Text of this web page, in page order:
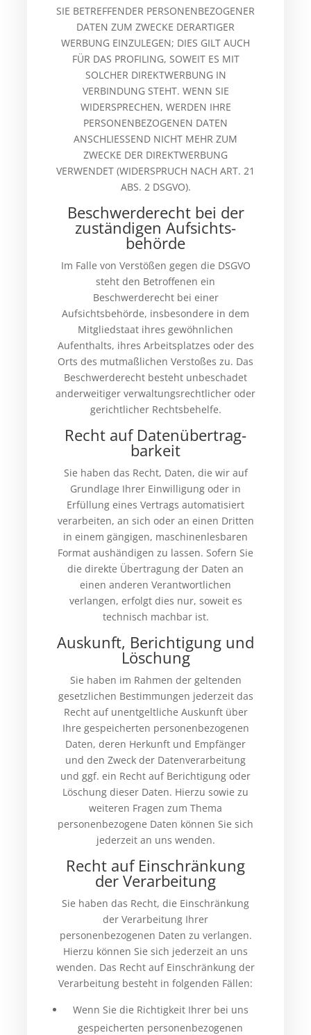
SIE BETREFFENDER PERSONENBEZOGENER
DATEN ZUM ZWECKE DERARTIGER
WERBUNG EINZULEGEN; DIES GILT AUCH
FÜR DAS PROFILING, SOWEIT ES MIT
SOLCHER DIREKTWERBUNG IN
VERBINDUNG STEHT. WENN SIE
WIDERSPRECHEN, WERDEN IHRE
PERSONENBEZOGENEN DATEN
ANSCHLIESSEND NICHT MEHR ZUM
ZWECKE DER DIREKTWERBUNG
VERWENDET (WIDERSPRUCH NACH ART. 21
ABS. 2 DSGVO).
Beschwerde­recht bei der
zuständigen Aufsichts­
behörde
Im Falle von Verstößen gegen die DSGVO
steht den Betroffenen ein
Beschwerderecht bei einer
Aufsichtsbehörde, insbesondere in dem
Mitgliedstaat ihres gewöhnlichen
Aufenthalts, ihres Arbeitsplatzes oder des
Orts des mutmaßlichen Verstoßes zu. Das
Beschwerderecht besteht unbeschadet
anderweitiger verwaltungsrechtlicher oder
gerichtlicher Rechtsbehelfe.
Recht auf Daten­übertrag­
barkeit
Sie haben das Recht, Daten, die wir auf
Grundlage Ihrer Einwilligung oder in
Erfüllung eines Vertrags automatisiert
verarbeiten, an sich oder an einen Dritten
in einem gängigen, maschinenlesbaren
Format aushändigen zu lassen. Sofern Sie
die direkte Übertragung der Daten an
einen anderen Verantwortlichen
verlangen, erfolgt dies nur, soweit es
technisch machbar ist.
Auskunft, Berichtigung und
Löschung
Sie haben im Rahmen der geltenden
gesetzlichen Bestimmungen jederzeit das
Recht auf unentgeltliche Auskunft über
Ihre gespeicherten personenbezogenen
Daten, deren Herkunft und Empfänger
und den Zweck der Datenverarbeitung
und ggf. ein Recht auf Berichtigung oder
Löschung dieser Daten. Hierzu sowie zu
weiteren Fragen zum Thema
personenbezogene Daten können Sie sich
jederzeit an uns wenden.
Recht auf Einschränkung
der Verarbeitung
Sie haben das Recht, die Einschränkung
der Verarbeitung Ihrer
personenbezogenen Daten zu verlangen.
Hierzu können Sie sich jederzeit an uns
wenden. Das Recht auf Einschränkung der
Verarbeitung besteht in folgenden Fällen:
Wenn Sie die Richtigkeit Ihrer bei uns
gespeicherten personenbezogenen